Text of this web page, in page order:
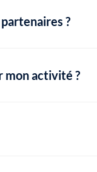
?
mon activité ?